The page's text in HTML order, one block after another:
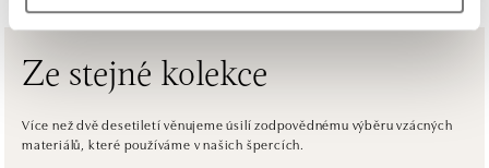
tel.: +421917090556
dnes otevřeno od 10:00
ALOve OC Eurovea, Bratislava
Pribinova 8, 811 09 Bratislava
tel.: +421917090467
Ze stejné kolekce
Více než dvě desetiletí věnujeme úsilí zodpovědnému výběru vzácných
materiálů, které používáme v našich špercích.